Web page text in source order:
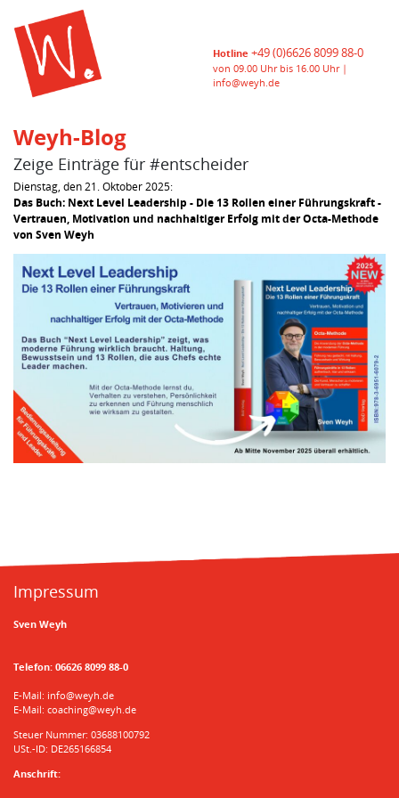
Hotline +49 (0)6626 8099 88-0
von 09.00 Uhr bis 16.00 Uhr |
info@weyh.de
Weyh-Blog
Zeige Einträge für #entscheider
Dienstag, den 21. Oktober 2025:
Das Buch: Next Level Leadership - Die 13 Rollen einer Führungskraft -
Vertrauen, Motivation und nachhaltiger Erfolg mit der Octa-Methode
von Sven Weyh
Impressum
Sven Weyh
Telefon: 06626 8099 88-0
E-Mail: info@weyh.de
E-Mail: coaching@weyh.de
Steuer Nummer: 03688100792
USt.-ID: DE265166854
Anschrift: